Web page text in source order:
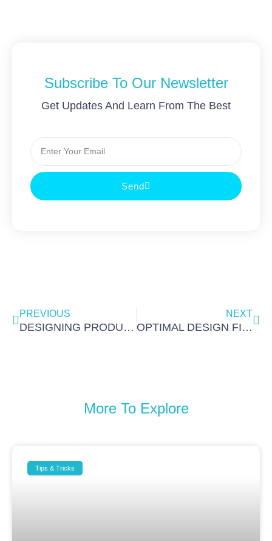
Subscribe To Our Newsletter
Get Updates And Learn From The Best
Send
PREVIOUS
DESIGNING PRODUCTS FOR PRINT ON DEMAND
NEXT
OPTIMAL DESIGN FILE PREPARATION
More To Explore
Tips & Tricks